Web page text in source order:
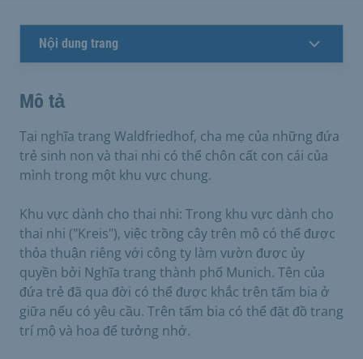
Nội dung trang
Mô tả
Tại nghĩa trang Waldfriedhof, cha mẹ của những đứa
trẻ sinh non và thai nhi có thể chôn cất con cái của
mình trong một khu vực chung.
Khu vực dành cho thai nhi: Trong khu vực dành cho
thai nhi ("Kreis"), việc trồng cây trên mộ có thể được
thỏa thuận riêng với công ty làm vườn được ủy
quyền bởi Nghĩa trang thành phố Munich. Tên của
đứa trẻ đã qua đời có thể được khắc trên tấm bia ở
giữa nếu có yêu cầu. Trên tấm bia có thể đặt đồ trang
trí mộ và hoa để tưởng nhớ.